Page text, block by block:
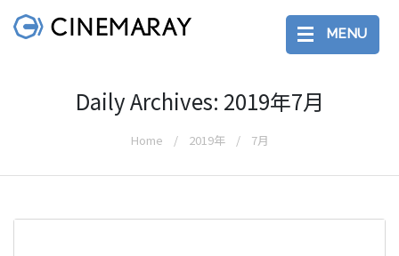
MENU
Daily Archives: 2019年7月
Home 2019年 7月